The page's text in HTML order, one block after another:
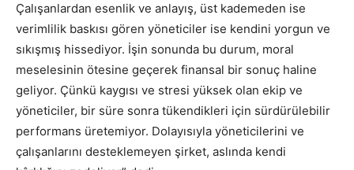
Çalışanlardan esenlik ve anlayış, üst kademeden ise
verimlilik baskısı gören yöneticiler ise kendini yorgun ve
sıkışmış hissediyor. İşin sonunda bu durum, moral
meselesinin ötesine geçerek finansal bir sonuç haline
geliyor. Çünkü kaygısı ve stresi yüksek olan ekip ve
yöneticiler, bir süre sonra tükendikleri için sürdürülebilir
performans üretemiyor. Dolayısıyla yöneticilerini ve
çalışanlarını desteklemeyen şirket, aslında kendi